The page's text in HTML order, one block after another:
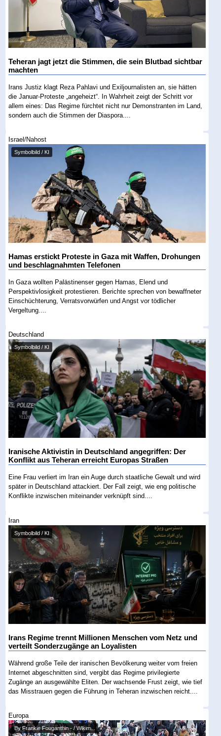
Teheran jagt jetzt die Stimmen, die sein Blutbad sichtbar
machten
Irans Justiz klagt Reza Pahlavi und Exiljournalisten an, sie hätten
die Januar-Proteste „angeheizt“. In Wahrheit zeigt der Schritt vor
allem eines: Das Regime fürchtet nicht nur Demonstranten im Land,
sondern auch die Stimmen der Diaspora....
Israel/Nahost
Symbolbild / KI
Hamas erstickt Proteste in Gaza mit Waffen, Drohungen
und beschlagnahmten Telefonen
In Gaza wollten Palästinenser gegen Hamas, Elend und
Perspektivlosigkeit protestieren. Berichte sprechen von bewaffneter
Einschüchterung, Verratsvorwürfen und Angst vor tödlicher
Vergeltung....
Deutschland
Symbolbild / KI
Iranische Aktivistin in Deutschland angegriffen: Der
Konflikt aus Teheran erreicht Europas Straßen
Eine Frau verliert im Iran ein Auge durch staatliche Gewalt und wird
später in Deutschland attackiert. Der Fall zeigt, wie eng politische
Konflikte inzwischen miteinander verknüpft sind....
Iran
Symbolbild / KI
Irans Regime trennt Millionen Menschen vom Netz und
verteilt Sonderzugänge an Loyalisten
Während große Teile der iranischen Bevölkerung weiter vom freien
Internet abgeschnitten sind, vergibt das Regime privilegierte
Zugänge an ausgewählte Eliten. Der wachsende Frust zeigt, wie tief
das Misstrauen gegen die Führung in Teheran inzwischen reicht....
Europa
By Frankie Fouganthin - / Wikim...